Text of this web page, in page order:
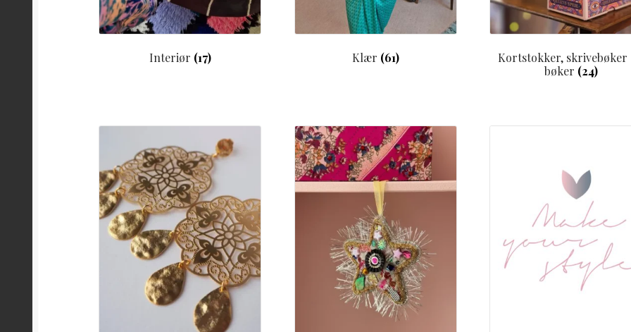
Interiør (17) Klær (61)
Kortstokker, skrivebøker
bøker (24)